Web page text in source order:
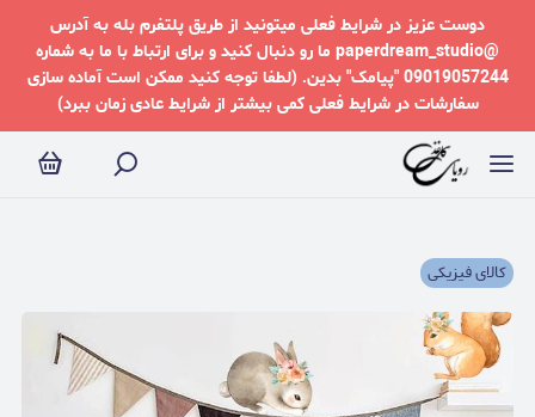
دوست عزیز در شرایط فعلی میتونید از طریق پلتفرم بله به آدرس
@paperdream_studio ما رو دنبال کنید و برای ارتباط با ما به شماره
09019057244 "پیامک" بدین. (لطفا توجه کنید ممکن است آماده سازی
سفارشات در شرایط فعلی کمی بیشتر از شرایط عادی زمان ببرد)
کالای فیزیکی